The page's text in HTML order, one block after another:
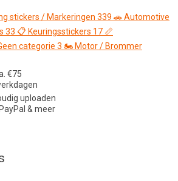
stickers / Markeringen 339 🚗Automotive
33 📋 Keuringsstickers 17 📏
categorie 3 🏍️ Motor / Brommer
€75
uploaden
& meer